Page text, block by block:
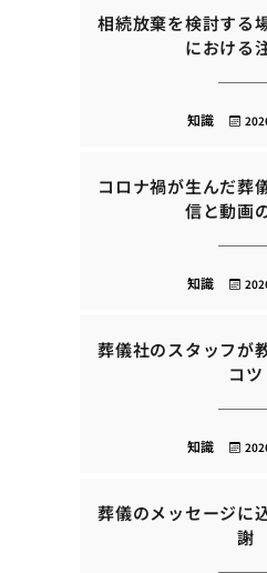
相続放棄を検討する
における
知識
コロナ禍が生んだ葬
信と動画
知識
葬儀社のスタッフが
コツ
知識
葬儀のメッセージに
謝